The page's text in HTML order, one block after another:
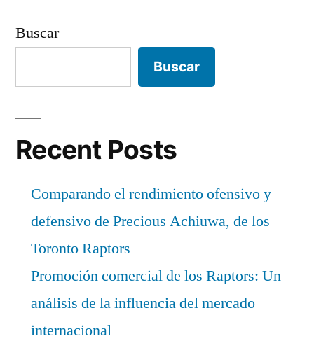
Buscar
Buscar
Recent Posts
Comparando el rendimiento ofensivo y
defensivo de Precious Achiuwa, de los
Toronto Raptors
Promoción comercial de los Raptors: Un
análisis de la influencia del mercado
internacional